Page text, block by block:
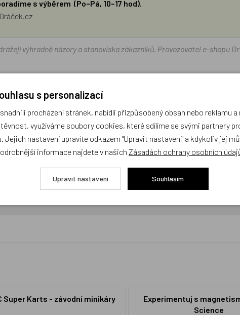
s výběrem (Po–Pá, 10–17 hod).
výhradně názory a stanoviska zákazníků. Provozovatel e-shopu
buďte první, kdo produkt ohodnotí!
Super Karts - závodní minikáry
Experimentuj s
Science
s personalizací
procházení stránek, nabídli přizpůsobený obsah nebo reklamu
využíváme soubory cookies, které sdílíme se svými partnery
Jejich nastavení upravíte odkazem "Upravit nastavení" a kdykoliv jej
informace najdete v našich Zásadách ochrany osobních
Upravit nastavení Souhlasím